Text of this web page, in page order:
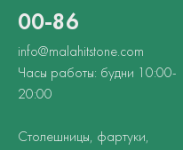
00-86
info@malahitstone.com
Часы работы: будни 10:00-
20:00
Столешницы, фартуки,